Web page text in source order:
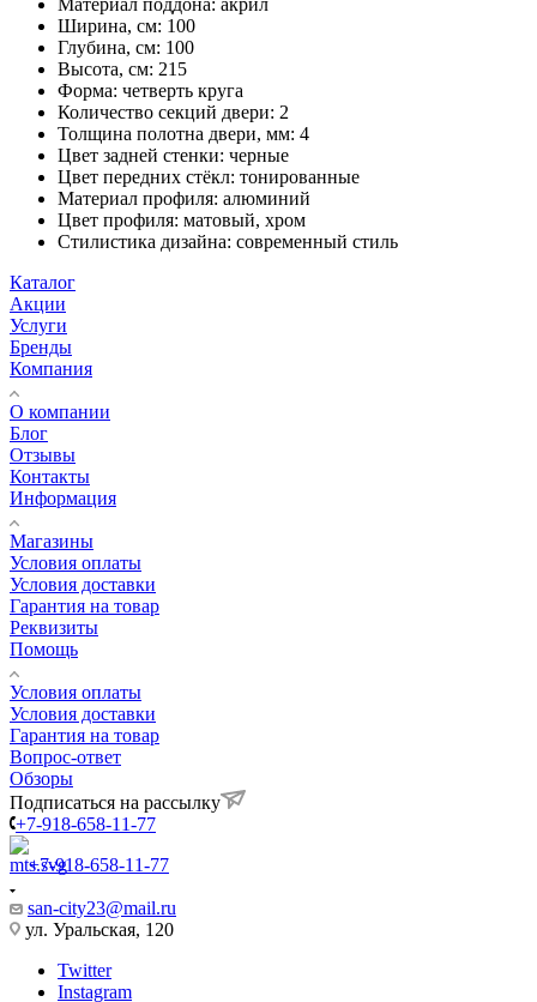
Блог
Отзывы
Контакты
Информация
Магазины
Условия оплаты
Условия доставки
Гарантия на товар
Реквизиты
Помощь
Условия оплаты
Условия доставки
Гарантия на товар
Вопрос-ответ
Обзоры
Подписаться на рассылку
+7-918-658-11-77
+7-918-658-11-77
san-city23@mail.ru
Twitter
Instagram
Telegram
WhatsApp
2026 ©
Найти